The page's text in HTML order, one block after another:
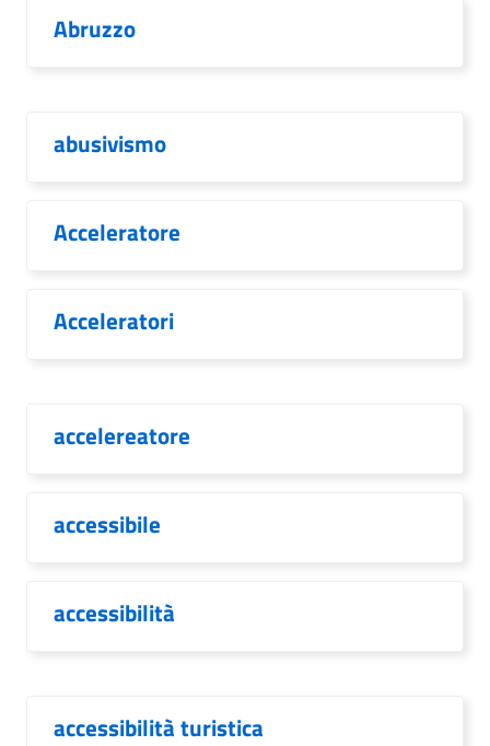
Abruzzo
abusivismo
Acceleratore
Acceleratori
accelereatore
accessibile
accessibilità
accessibilità turistica